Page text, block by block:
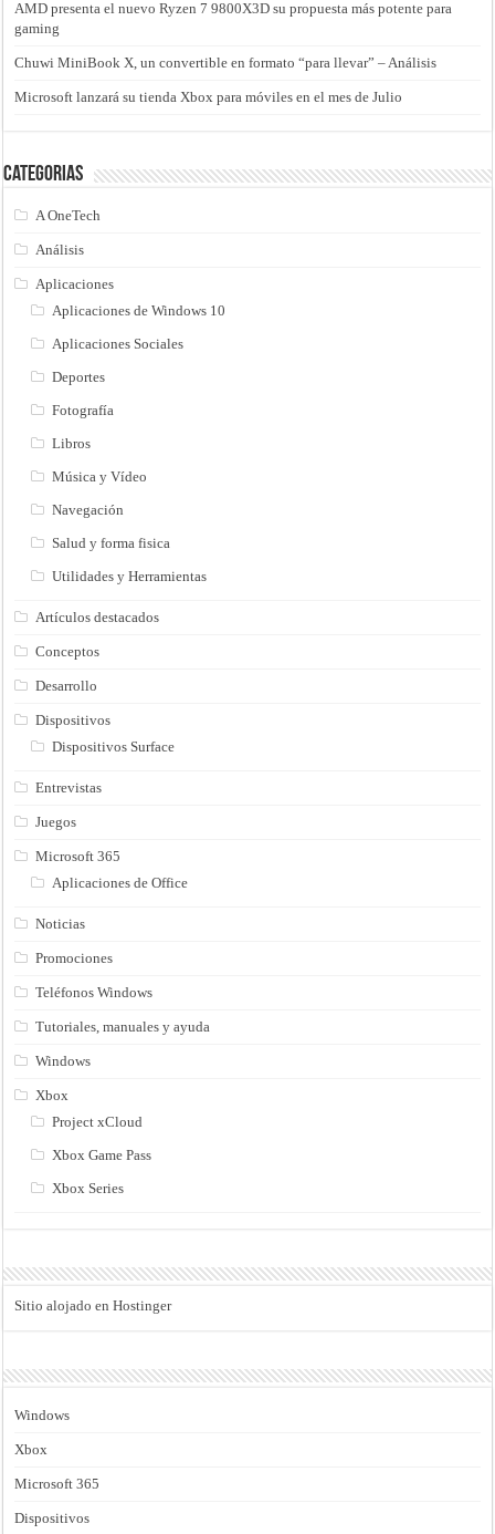
AMD presenta el nuevo Ryzen 7 9800X3D su propuesta más potente para
gaming
Chuwi MiniBook X, un convertible en formato “para llevar” – Análisis
Microsoft lanzará su tienda Xbox para móviles en el mes de Julio
Categorias
A OneTech
Análisis
Aplicaciones
Aplicaciones de Windows 10
Aplicaciones Sociales
Deportes
Fotografía
Libros
Música y Vídeo
Navegación
Salud y forma fisica
Utilidades y Herramientas
Artículos destacados
Conceptos
Desarrollo
Dispositivos
Dispositivos Surface
Entrevistas
Juegos
Microsoft 365
Aplicaciones de Office
Noticias
Promociones
Teléfonos Windows
Tutoriales, manuales y ayuda
Windows
Xbox
Project xCloud
Xbox Game Pass
Xbox Series
Sitio alojado en Hostinger
Windows
Xbox
Microsoft 365
Dispositivos